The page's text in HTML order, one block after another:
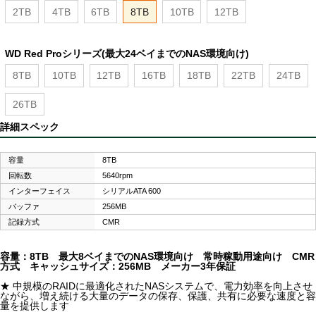
2TB
4TB 6TB 8TB 10TB 12TB
WD Red Proシリーズ(最大24ベイまでのNAS環境向け)
8TB
10TB 12TB 16TB 18TB 22TB 24TB
26TB
詳細スペック
容量
8TB
回転数
5640rpm
インターフェイス
シリアルATA 600
バッファ
256MB
記録方式
CMR
容量：8TB 最大8ベイまでのNAS環境向け 常時稼動用途向け CMR
方式 キャッシュサイズ：256MB メーカー3年保証
★ 中規模のRAIDに最適化されたNASシステムで、電力効率を向上させ
ながら、増え続ける大量のデータの保存、保護、共有に必要な速度と容
量を提供します